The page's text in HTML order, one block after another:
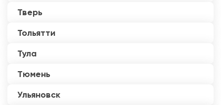
Тверь
Тольятти
Тула
Тюмень
Ульяновск